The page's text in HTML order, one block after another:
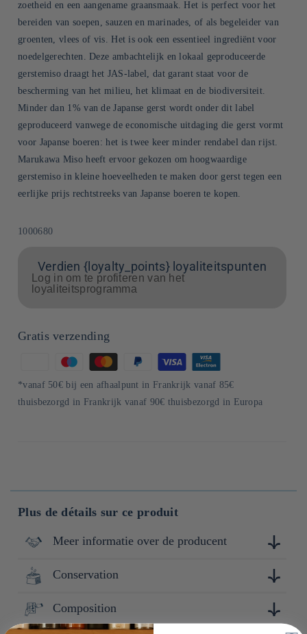
zoetheid en een aangename graansmaak. Het is perfect voor het
bereiden van soepen, sauzen en marinades, of als begeleider van
groenten, vlees of vis. Het is ook een essentieel ingrediënt voor
noedelgerechten. Deze ambachtelijk en lokaal geproduceerde
gerstemiso draagt het JAS-label, dat garant staat voor de
bescherming van het milieu, het klimaat en de biodiversiteit.
Minder dan 1% van de Japanse gerst wordt onder dit label
geproduceerd vanwege de economische uitdaging die gerst vormt
voor Japanse boeren: het is twee keer minder rendabel dan rijst.
Marukawa Miso heeft ervoor gekozen om hoogwaardige
gerstemiso in kleine hoeveelheden te maken door gerst tegen een
eerlijke prijs rechtstreeks van Japanse boeren te kopen.
SKU:
1000680
Verdien {loyalty_points} loyaliteitspunten
Log in om te profiteren van het
loyaliteitsprogramma
Gratis verzending
Betaalmethoden
*vanaf 50€ bij een afhaalpunt in Frankrijk vanaf 85€
thuisbezorgd in Frankrijk vanaf 90€ thuisbezorgd in Europa
Plus de détails sur ce produit
Meer informatie over de producent
Fondée en 1914 à Fukui, Marukawa Miso perpétue l’art du
miso à travers une approche 100 % naturelle et artisanale.
fermentation longue en fût de bois, sans additifs ni
compromis. L’entreprise sélectionne rigoureusement des
Conservation
Conserver à l'abri de la lumière, de la chaleur et de
Composition